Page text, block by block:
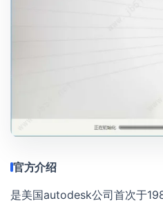
官方介绍
是美国autodesk公司首次于